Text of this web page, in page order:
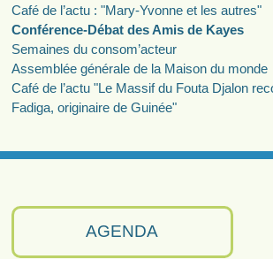
AGENDA
Café de l’actu : "Mary-Yvonne et les autres"
Conférence-Débat des Amis de Kayes
Semaines du consom’acteur
Assemblée générale de la Maison du monde
Café de l’actu "Le Massif du Fouta Djalon
Fadiga, originaire de Guinée"